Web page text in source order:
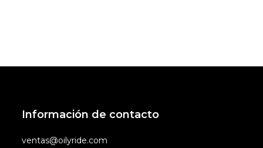
Información de contacto
ventas@oilyride.com